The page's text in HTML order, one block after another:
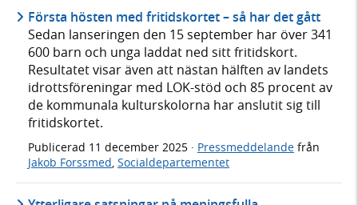
Första hösten med fritidskortet – så har det gått
Sedan lanseringen den 15 september har över 341
600 barn och unga laddat ned sitt fritidskort.
Resultatet visar även att nästan hälften av landets
idrottsföreningar med LOK-stöd och 85 procent av
de kommunala kulturskolorna har anslutit sig till
fritidskortet.
Publicerad 11 december 2025 · Pressmeddelande från
Jakob Forssmed, Socialdepartementet